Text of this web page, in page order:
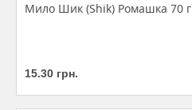
Мило Шик (Shik) Ромашка 70 г
15.30 грн.